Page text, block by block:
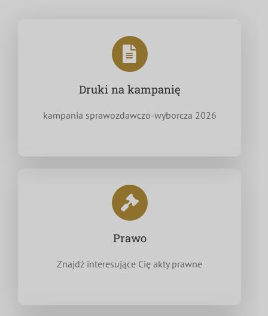
Druki na kampanię
kampania sprawozdawczo-wyborcza 2026
Prawo
Znajdź interesujące Cię akty prawne